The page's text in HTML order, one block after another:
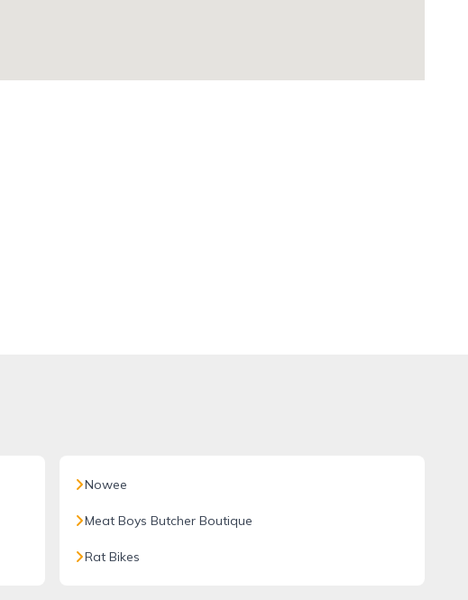
Nowee
Meat Boys Butcher Boutique
Rat Bikes